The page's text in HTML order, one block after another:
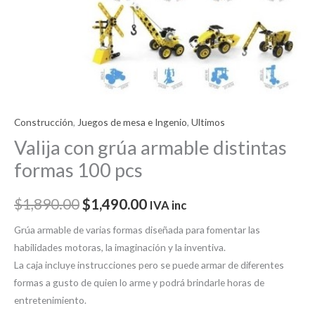
Construcción, Juegos de mesa e Ingenio, Ultimos
Valija con grúa armable distintas
formas 100 pcs
$1,890.00$1,490.00 IVA inc
Grúa armable de varias formas diseñada para fomentar las
habilidades motoras, la imaginación y la inventiva.
La caja incluye instrucciones pero se puede armar de diferentes
formas a gusto de quien lo arme y podrá brindarle horas de
entretenimiento.